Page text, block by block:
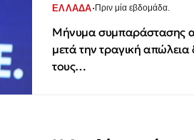
ΕΛΛΑΔΑ· Πριν μία εβδομάδα.
Μήνυμα συμπαράστασης
μετά την τραγική
τους…